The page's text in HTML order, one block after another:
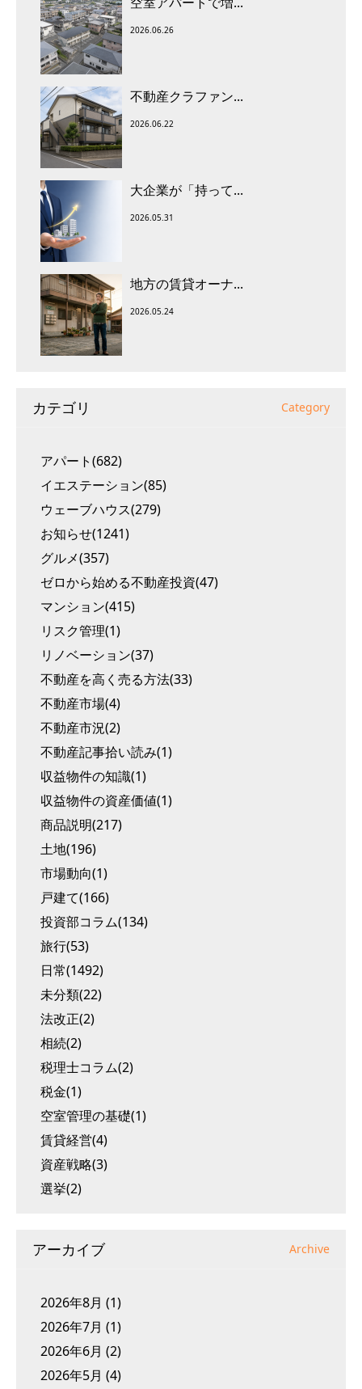
2026.06.26
不動産クラファン...
2026.06.22
大企業が「持って...
2026.05.31
地方の賃貸オーナ...
2026.05.24
カテゴリ Category
アパート(682)
イエステーション(85)
ウェーブハウス(279)
お知らせ(1241)
グルメ(357)
ゼロから始める不動産投資(47)
マンション(415)
リスク管理(1)
リノベーション(37)
不動産を高く売る方法(33)
不動産市場(4)
不動産市況(2)
不動産記事拾い読み(1)
収益物件の知識(1)
収益物件の資産価値(1)
商品説明(217)
土地(196)
市場動向(1)
戸建て(166)
投資部コラム(134)
旅行(53)
日常(1492)
未分類(22)
法改正(2)
相続(2)
税理士コラム(2)
税金(1)
空室管理の基礎(1)
賃貸経営(4)
資産戦略(3)
選挙(2)
アーカイブ Archive
2026年8月 (1)
2026年7月 (1)
2026年6月 (2)
2026年5月 (4)